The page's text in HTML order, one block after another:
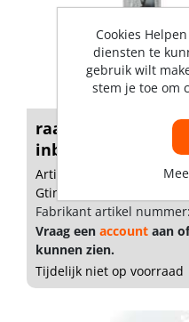
raamsluiting met
inbouwsluit...
Artikelnummer: 1305489
Gtin: 8713249341996
Fabrikant artikel
Vraag een account aan
kunnen zien.
Tijdelijk niet op voorraad
Cookies
diensten te
gebruik wilt
stem je toe om